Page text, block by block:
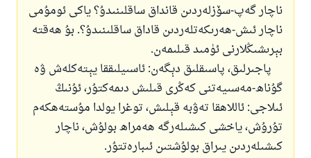
ناچار گەپ-سۆزلەردىن قانداق ساقلىنىدۇ؟ ياكى ئومۇمى
ناچار ئىش-ھەرىكەتلەردىن قاداق ساقلىنىدۇ؟. بۇ ھەقتە
بېرىشىڭلارنى ئۈمىد قىلىمەن.
پاجىرلىق، پاسىقلىق دېگەن: ئاسىيلىققا يېتەكلەش ۋە
گۇناھ-مەسىيەتنى كەڭرى قىلىش دىمەكتۇر، ئۇنىڭ
ئىلاجى: ئاللاھقا تەۋبە قېلىش، توغرا يولدا مۇستەھكەم
تۇرۇش، ياخشى كىشىلەرگە ھەمراھ بولۇش، ناچار
كىشىلەردىن يىراق بولۇشتىن ئىبارەتتۇر.